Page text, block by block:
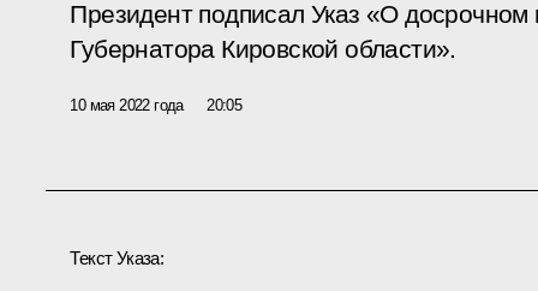
Президент подписал Указ «О
Губернатора Кировской области».
10 мая 2022 года 20:05
Текст Указа: